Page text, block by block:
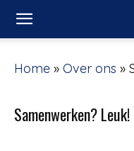
Home » Over ons »
Samenwerken? Leuk!